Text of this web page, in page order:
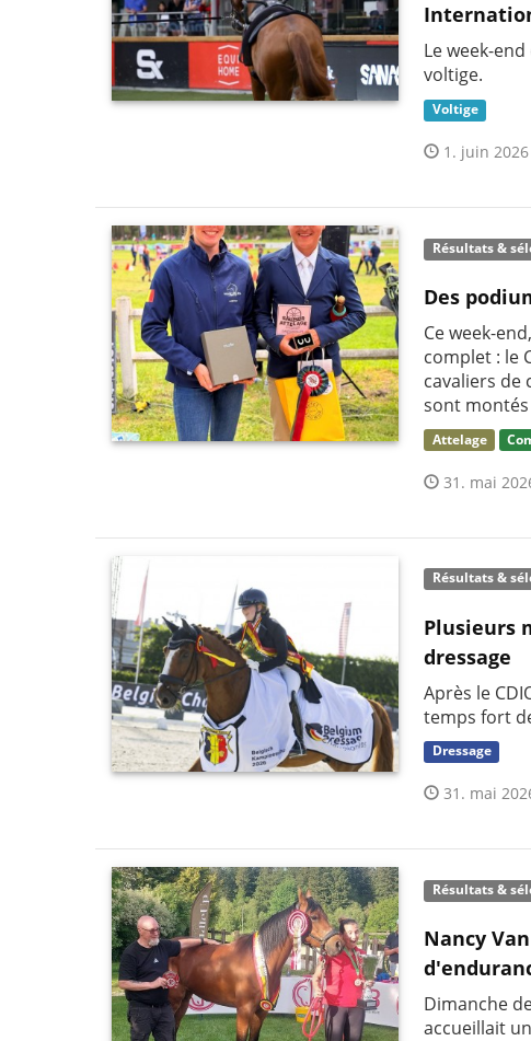
Le week-
voltige.
Voltige
1. juin
Résultats &
Des
Ce week-
complet : le
cavaliers de
sont
Attelage
31. mai
Résultats &
Plusieurs
dressage
Après le
temps fort
Dressage
31. mai
Résultats &
Nancy
Dimanche
accueillait